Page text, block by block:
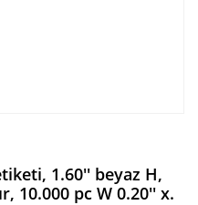
1.60'' beyaz H,
10.000 pc W 0.20'' x.